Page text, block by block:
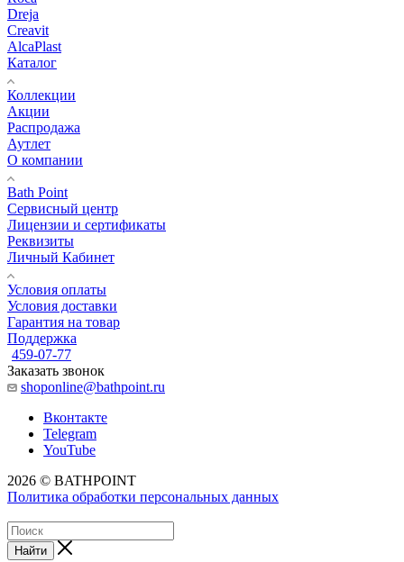
Dreja
Creavit
AlcaPlast
Каталог
Коллекции
Акции
Распродажа
Аутлет
О компании
Bath Point
Сервисный центр
Лицензии и сертификаты
Реквизиты
Личный Кабинет
Условия оплаты
Условия доставки
Гарантия на товар
Поддержка
459-07-77
Заказать звонок
shoponline@bathpoint.ru
Вконтакте
Telegram
YouTube
2026 © BATHPOINT
Политика обработки персональных данных
Найти